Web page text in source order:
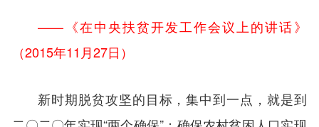
——《在中央扶贫开发工作会议上的讲话》
（2015年11月27日）
新时期脱贫攻坚的目标，集中到一点，就是到